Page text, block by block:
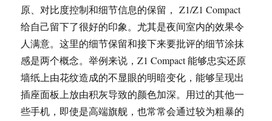
原、对比度控制和细节信息的保留， Z1/Z1 Compact
给自己留下了很好的印象。尤其是夜间室内的效果令
人满意。这里的细节保留和接下来要批评的细节涂抹
感是两个概念。举例来说，Z1 Compact 能够忠实还原
墙纸上由花纹造成的不显眼的明暗变化，能够呈现出
插座面板上放由积灰导致的颜色加深。用过的其他一
些手机，即使是高端旗舰，也常常会通过较为粗暴的